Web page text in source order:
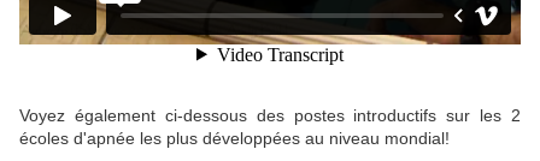
Voyez également ci-dessous des postes introductifs sur les 2
écoles d'apnée les plus développées au niveau mondial!